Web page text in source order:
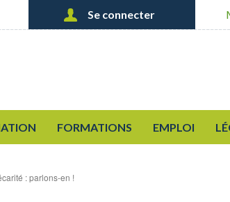
Se connecter
FORMATIONS EMPLOI
: parlons-en !